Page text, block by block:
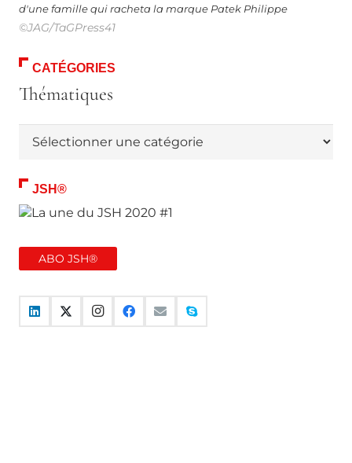
d'une famille qui racheta la marque Patek Philippe
©JAG/TaGPress41
CATÉGORIES
Thématiques
JSH®
ABO JSH®